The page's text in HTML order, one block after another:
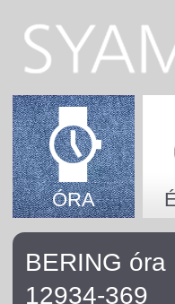
ÓRA
BERING óra
12934-369